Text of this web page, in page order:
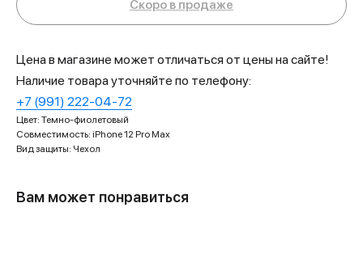
Цена в магазине может отличаться от цены на сайте!
Наличие товара уточняйте по телефону:
+7 (991) 222-04-72
Цвет: Темно-фиолетовый
Совместимость: iPhone 12 Pro Max
Вид защиты: Чехол
Вам может понравиться